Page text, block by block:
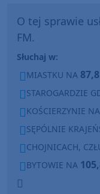
O tej sprawie
FM.
Słuchaj w:
MIASTKU NA
STAROGARDZIE
KOŚCIERZYNIE NA
SĘPÓLNIE
CHOJNICACH,
BYTOWIE NA